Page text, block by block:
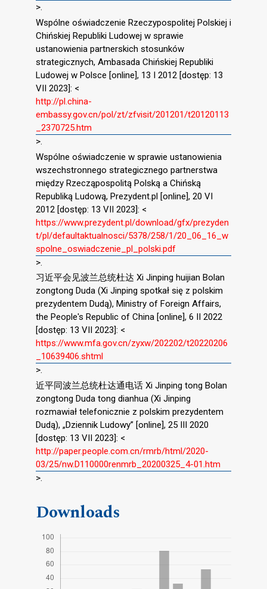
>.
Wspólne oświadczenie Rzeczypospolitej Polskiej i
Chińskiej Republiki Ludowej w sprawie
ustanowienia partnerskich stosunków
strategicznych, Ambasada Chińskiej Republiki
Ludowej w Polsce [online], 13 I 2012 [dostęp: 13
VII 2023]: <
http://pl.china-
embassy.gov.cn/pol/zt/zfvisit/201201/t20120113
_2370725.htm
>.
Wspólne oświadczenie w sprawie ustanowienia
wszechstronnego strategicznego partnerstwa
między Rzecząpospolitą Polską a Chińską
Republiką Ludową, Prezydent.pl [online], 20 VI
2012 [dostęp: 13 VII 2023]: <
https://www.prezydent.pl/download/gfx/prezyden
t/pl/defaultaktualnosci/5378/258/1/20_06_16_w
spolne_oswiadczenie_pl_polski.pdf
>.
习近平会见波兰总统杜达 Xi Jinping huijian Bolan
zongtong Duda (Xi Jinping spotkał się z polskim
prezydentem Dudą), Ministry of Foreign Affairs,
the People's Republic of China [online], 6 II 2022
[dostęp: 13 VII 2023]: <
https://www.mfa.gov.cn/zyxw/202202/t20220206
_10639406.shtml
>.
近平同波兰总统杜达通电话 Xi Jinping tong Bolan
zongtong Duda tong dianhua (Xi Jinping
rozmawiał telefonicznie z polskim prezydentem
Dudą), „Dziennik Ludowy” [online], 25 III 2020
[dostęp: 13 VII 2023]: <
http://paper.people.com.cn/rmrb/html/2020-
03/25/nw.D110000renmrb_20200325_4-01.htm
>.
Downloads